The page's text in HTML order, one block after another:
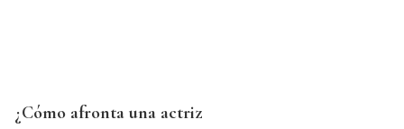
¿Cómo afronta una actriz